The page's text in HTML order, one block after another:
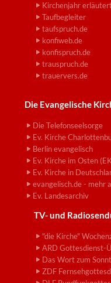
Kirchenjahr
Taufbegleiter
taufspruch.de
konfiweb.de
konfispruch.de
trauspruch.de
trauervers.de
Die Evangelische
Die Telefonseelsorge
Ev. Kirche
Berlin evangelisch
Ev. Kirche im Osten
Ev. Kirche in
evangelisch.de - mehr
Ev. Landesarchiv
TV- und
"die Kirche"
ARD Gottesdienst-
Das Wort zum
ZDF